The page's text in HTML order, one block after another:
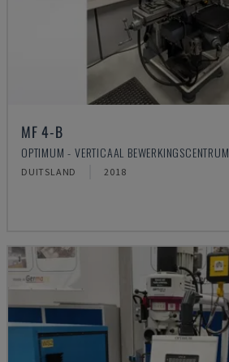
MF 4-B
OPTIMUM - VERTICAAL BEWERKINGSCENTRUM
DUITSLAND 2018